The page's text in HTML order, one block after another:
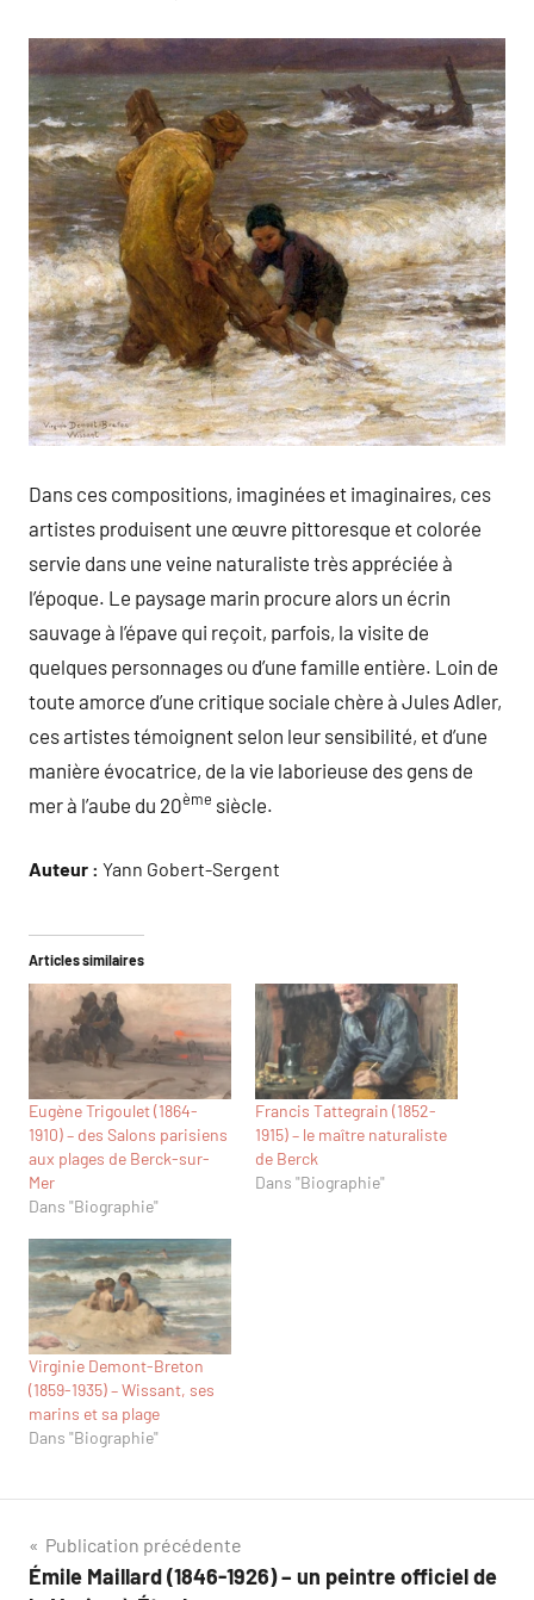
Dans ces compositions, imaginées et imaginaires, ces
artistes produisent une œuvre pittoresque et colorée
servie dans une veine naturaliste très appréciée à
l’époque. Le paysage marin procure alors un écrin
sauvage à l’épave qui reçoit, parfois, la visite de
quelques personnages ou d’une famille entière. Loin de
toute amorce d’une critique sociale chère à Jules Adler,
ces artistes témoignent selon leur sensibilité, et d’une
manière évocatrice, de la vie laborieuse des gens de
mer à l’aube du 20ème siècle.
Auteur : Yann Gobert-Sergent
Articles similaires
Eugène Trigoulet (1864-
1910) – des Salons parisiens
aux plages de Berck-sur-
Mer
Dans "Biographie"
Francis Tattegrain (1852-
1915) – le maître naturaliste
de Berck
Dans "Biographie"
Virginie Demont-Breton
(1859-1935) – Wissant, ses
marins et sa plage
Dans "Biographie"
Navigation
Publication précédente
Émile Maillard (1846-1926) – un peintre officiel de